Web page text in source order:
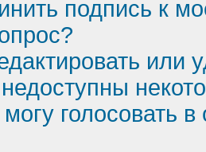
подпись к
или
голосовать в